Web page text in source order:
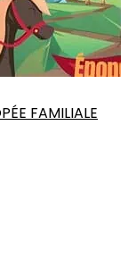
FAMILIALE